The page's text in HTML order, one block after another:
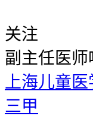
关注
副主任医师
上海儿童
三甲